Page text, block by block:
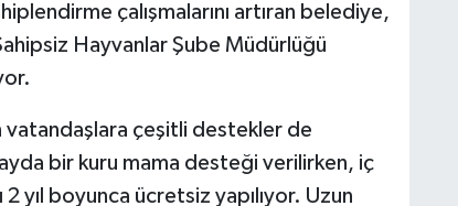
çalışmalarını artıran belediye,
Hayvanlar Şube Müdürlüğü
vatandaşlara çeşitli destekler de
bir kuru mama desteği verilirken, iç
2 yıl boyunca ücretsiz yapılıyor. Uzun